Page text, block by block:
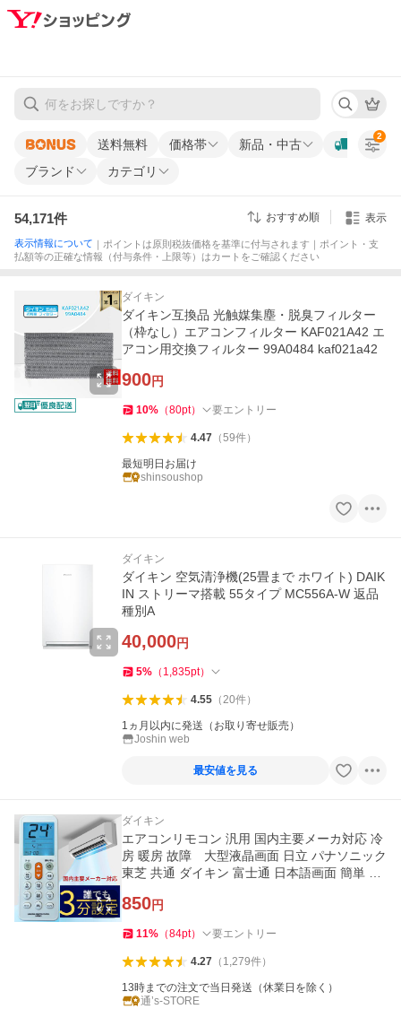
送料無料 価格帯
新品・中古
ブランド
カテゴリ
2
54,171件 おすすめ順 表示
表示情報について ｜ポイントは原則税抜価格を基準に付与されます｜ポイント・支
払額等の正確な情報（付与条件・上限等）はカートをご確認ください
ダイキン
ダイキン互換品 光触媒集塵・脱臭フィルター
（枠なし）エアコンフィルター KAF021A42 エ
アコン用交換フィルター 99A0484 kaf021a42
900円
10% （80pt） 要エントリー
4.47（59件）
最短明日お届け
shinsoushop
ダイキン
ダイキン 空気清浄機(25畳まで ホワイト) DAIK
IN ストリーマ搭載 55タイプ MC556A-W 返品
種別A
40,000円
5% （ 1,835pt）
4.55（20件）
1ヵ月以内に発送（お取り寄せ販売）
Joshin web
最安値を見る
ダイキン
エアコンリモコン 汎用 国内主要メーカ対応 冷
房 暖房 故障 大型液晶画面 日立 パナソニック
東芝 共通 ダイキン 富士通 日本語画面 簡単 爆
850円
11% （84pt） 要エントリー
4.27（ 1,279件）
13時までの注文で当日発送（休業日を除く）
通’s-STORE